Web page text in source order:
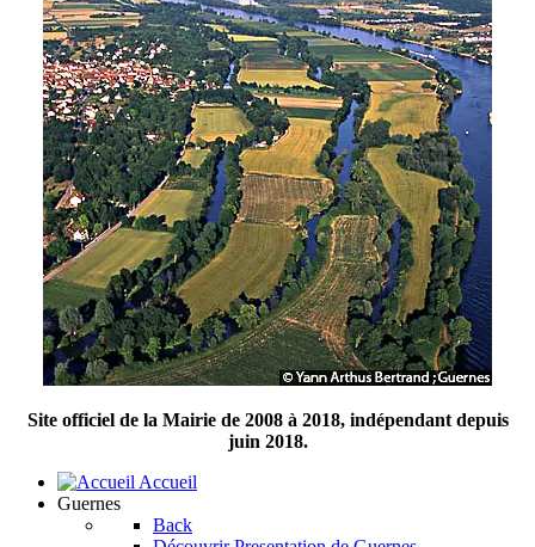
Site officiel de la Mairie de 2008 à 2018, indépendant depuis
juin 2018.
Accueil
Guernes
Back